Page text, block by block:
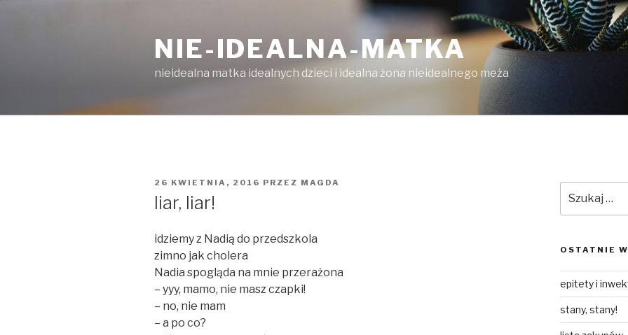
NIE-IDEALNA-MATKA
nieidealna matka idealnych dzieci i idealna żona nieidealnego meża
OPUBLIKOWANE
26 KWIETNIA, 2016 PRZEZ MAGDA
liar, liar!
idziemy z Nadią do przedszkola
zimno jak cholera
Nadia spogląda na mnie przerażona
– yyy, mamo, nie masz czapki!
– no, nie mam
– a po co?
OSTATNIE
epitety i
stany, stany!